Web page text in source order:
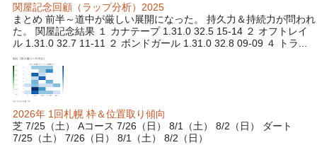
関屋記念回顧（ラップ分析）2025
まとめ 前半～道中が厳しい展開になった。 持久力＆持続力が問われ
た。 関屋記念結果 １ カナテープ 1.31.0 32.5 15-14 ２ オフトレイ
ル 1.31.0 32.7 11-11 ２ ボンドガール 1.31.0 32.8 09-09 ４ トラ...
2026年 1回札幌 枠＆位置取り傾向
芝 7/25（土） Aコース 7/26（日） 8/1（土） 8/2（日） ダート
7/25（土） 7/26（日） 8/1（土） 8/2（日）